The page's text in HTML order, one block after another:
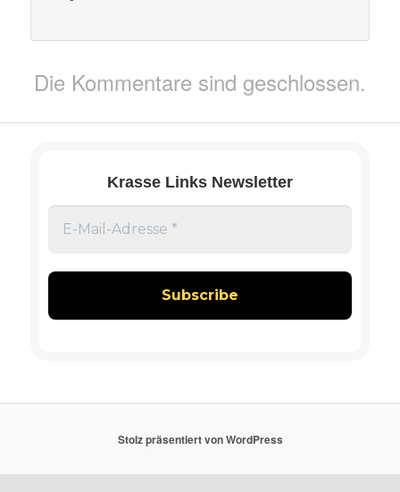
Die Kommentare sind geschlossen.
Krasse Links Newsletter
Stolz präsentiert von WordPress